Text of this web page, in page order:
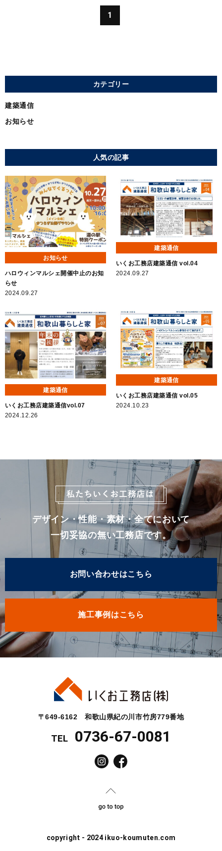
1
カテゴリー
建築通信
お知らせ
人気の記事
お知らせ
ハロウィンマルシェ開催中止のお知
らせ
2024.09.27
建築通信
いくお工務店建築通信 vol.04
2024.09.27
建築通信
いくお工務店建築通信vol.07
2024.12.26
建築通信
いくお工務店建築通信 vol.05
2024.10.23
デザイン・性能・素材・全てにおいて
一切妥協の無い工務店です。
お問い合わせはこちら
施工事例はこちら
〒649-6162 和歌山県紀の川市竹房779番地
TEL 0736-67-0081
copyright - 2024 ikuo-koumuten.com